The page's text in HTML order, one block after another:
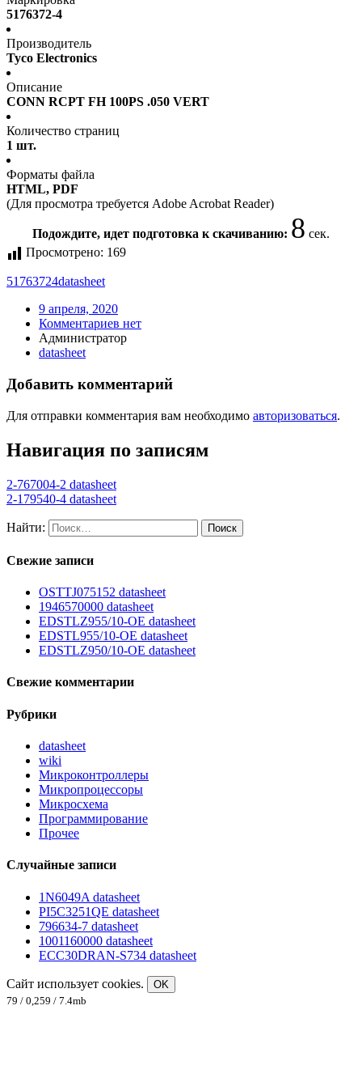
5176372-4
Производитель
Tyco Electronics
Описание
CONN RCPT FH 100PS .050 VERT
Количество страниц
1 шт.
Форматы файла
HTML, PDF
(Для просмотра требуется Adobe Acrobat Reader)
Подождите, идет подготовка к скачиванию: 8 сек.
Просмотрено: 169
51763724datasheet
9 апреля, 2020
Комментариев нет
Администратор
datasheet
Добавить комментарий
Для отправки комментария вам необходимо авторизоваться.
Навигация по записям
2-767004-2 datasheet
2-179540-4 datasheet
Найти:
Свежие записи
OSTTJ075152 datasheet
1946570000 datasheet
EDSTLZ955/10-OE datasheet
EDSTL955/10-OE datasheet
EDSTLZ950/10-OE datasheet
Свежие комментарии
Рубрики
datasheet
wiki
Микроконтроллеры
Микропроцессоры
Микросхема
Программирование
Прочее
Случайные записи
1N6049A datasheet
PI5C3251QE datasheet
796634-7 datasheet
1001160000 datasheet
ECC30DRAN-S734 datasheet
Сайт использует cookies.
OK
79 / 0,259 / 7.4mb